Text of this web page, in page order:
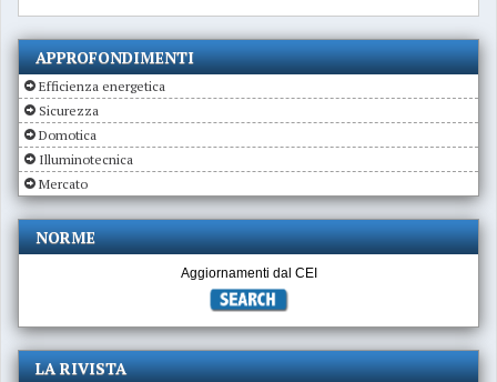
APPROFONDIMENTI
Efficienza energetica
Sicurezza
Domotica
Illuminotecnica
Mercato
NORME
Aggiornamenti dal CEI
LA RIVISTA